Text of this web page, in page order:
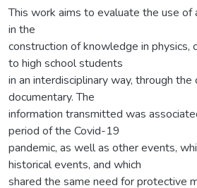
This work aims to evaluate the use of
in the
construction of knowledge in physics,
to high school students
in an interdisciplinary way, through the
documentary. The
information transmitted was
period of the Covid-19
pandemic, as well as other events,
historical events, and which
shared the same need for protective